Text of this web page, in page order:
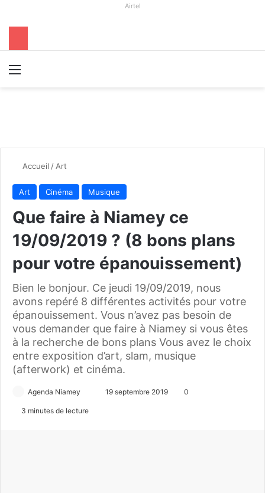
Airtel
Accueil /Art
Art Cinéma Musique
Que faire à Niamey ce
19/09/2019 ? (8 bons plans
pour votre épanouissement)
Bien le bonjour. Ce jeudi 19/09/2019, nous
avons repéré 8 différentes activités pour votre
épanouissement. Vous n’avez pas besoin de
vous demander que faire à Niamey si vous êtes
à la recherche de bons plans Vous avez le choix
entre exposition d’art, slam, musique
(afterwork) et cinéma.
Agenda Niamey 19 septembre 2019 0
3 minutes de lecture